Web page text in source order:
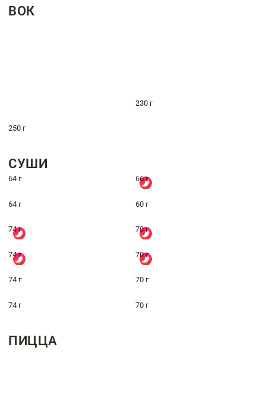
ВОК
230 г
250 г
СУШИ
64 г 66 г
64 г 60 г
74 г 70 г
74 г 70 г
74 г 70 г
74 г 70 г
ПИЦЦА